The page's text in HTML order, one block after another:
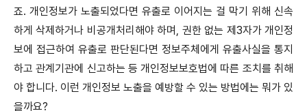
죠. 개인정보가 노출되었다면 유출로 이어지는 걸 막기 위해 신속
하게 삭제하거나 비공개처리해야 하며, 권한 없는 제3자가 개인정
보에 접근하여 유출로 판단된다면 정보주체에게 유출사실을 통지
하고 관계기관에 신고하는 등 개인정보보호법에 따른 조치를 취해
야 합니다. 이런 개인정보 노출을 예방할 수 있는 방법에는 뭐가 있
을까요?